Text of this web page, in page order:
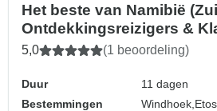
Het beste van Namibië
Ontdekkingsreizigers &
5,0 (1 beoordeling)
Duur
11 dagen
Bestemmingen
Windhoek,